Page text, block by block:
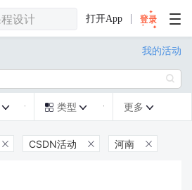
打开App
我的活动

  类型  更多 
 CSDN活动  河南 